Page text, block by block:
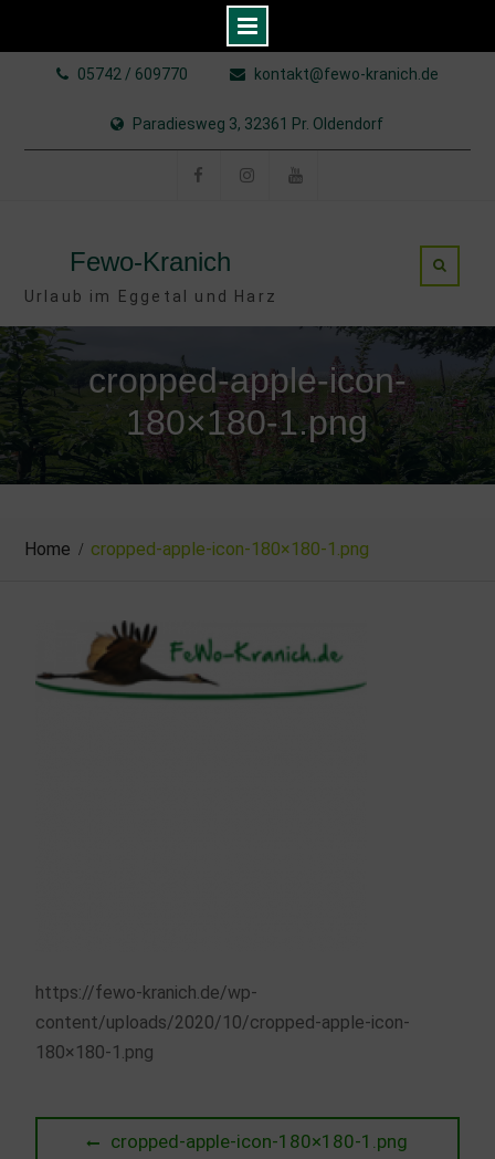
05742 / 609770 kontakt@fewo-kranich.de
Paradiesweg 3, 32361 Pr. Oldendorf
Fewo-Kranich
Urlaub im Eggetal und Harz
cropped-apple-icon-
180×180-1.png
Home cropped-apple-icon-180×180-1.png
https://fewo-kranich.de/wp-
content/uploads/2020/10/cropped-apple-icon-
180×180-1.png
Beitragsnavigation
Previous
cropped-apple-icon-180×180-1.png